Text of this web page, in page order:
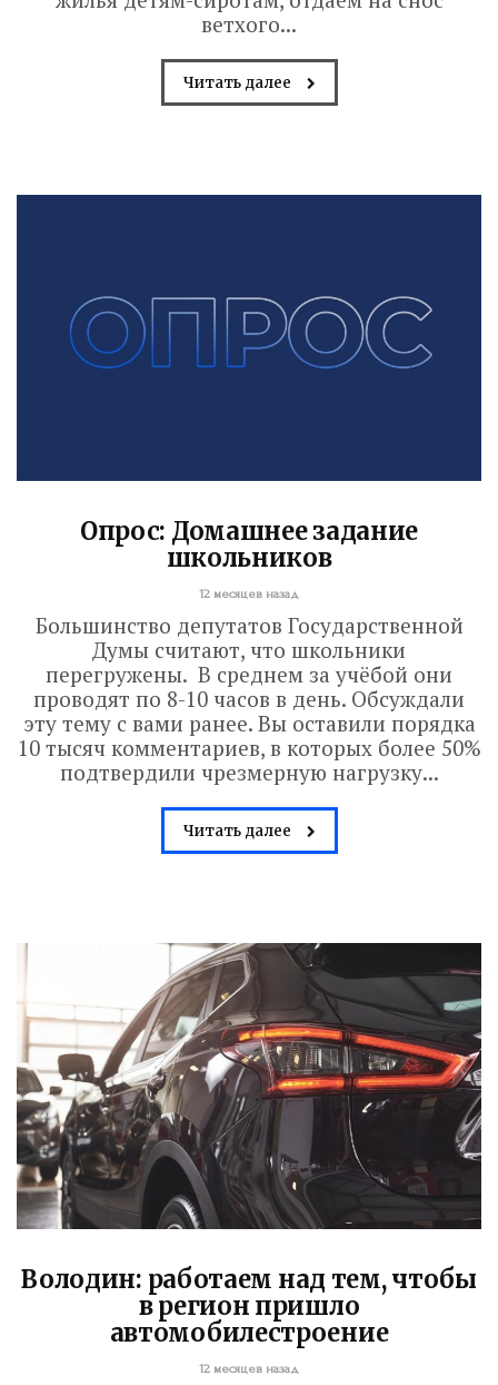
ветхого...
Читать далее
Опрос: Домашнее задание
школьников
12 месяцев назад
Большинство депутатов Государственной
Думы считают, что школьники
перегружены. В среднем за учёбой они
проводят по 8-10 часов в день. Обсуждали
эту тему с вами ранее. Вы оставили порядка
10 тысяч комментариев, в которых более 50%
подтвердили чрезмерную нагрузку...
Читать далее
Володин: работаем над тем, чтобы
в регион пришло
автомобилестроение
12 месяцев назад